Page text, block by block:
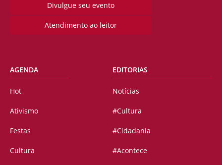
Divulgue seu evento
Atendimento ao leitor
AGENDA
Hot
Ativismo
Festas
Cultura
EDITORIAS
Notícias
#Cultura
#Cidadania
#Acontece